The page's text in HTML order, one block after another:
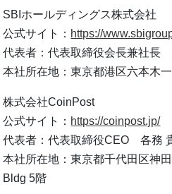
SBIホールディングス株式会社
公式サイト： https://
代表者：代表取締役会長兼社長
本社所在地：東京都港区六本木
株式会社CoinPost
公式サイト： https://coinpost.jp/
代表者：代表取締役CEO 各務
本社所在地：東京都千代田区神
Bldg 5階